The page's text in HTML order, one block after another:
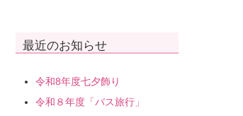
最近のお知らせ
令和8年度七夕飾り
令和８年度「バス旅行」